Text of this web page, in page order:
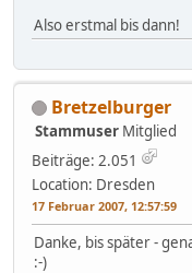
Also erstmal bis dann!
Bretzelburger
Stammuser Mitglied
Beiträge: 2.051
Location: Dresden
17 Februar 2007, 12:57:59
Danke, bis später -
:-)